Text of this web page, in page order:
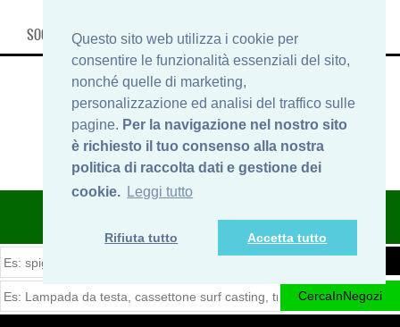
Questo sito web utilizza i cookie per
consentire le funzionalità essenziali del sito,
nonché quelle di marketing,
personalizzazione ed analisi del traffico sulle
pagine. Per la navigazione nel nostro sito
è richiesto il tuo consenso alla nostra
politica di raccolta dati e gestione dei
cookie. Leggi tutto
Rifiuta tutto Accetta tutto
SOCIAL, INFO & SHOP
ITINERARIDIPESCA.IT